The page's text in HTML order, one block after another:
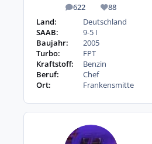
622
Beiträge 88
Reputation
Land:
Deutschland
SAAB:
9-5 I
Baujahr:
2005
Turbo:
FPT
Kraftstoff:
Benzin
Beruf:
Chef
Ort:
Frankensmitte